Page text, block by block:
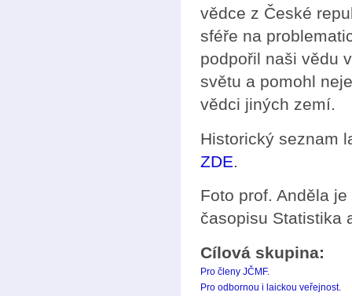
vědce z České
sféře na
podpořil naši vědu
světu a pomohl
vědci jiných zemí.
Historický seznam
ZDE
Foto prof. Anděla
časopisu Statistika
Cílová skupina:
Pro členy JČMF.
Pro odbornou i laickou veřejnost.